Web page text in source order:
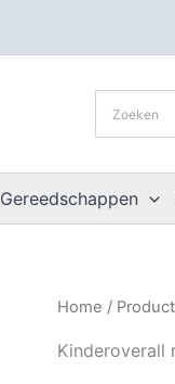
Gereedschappen
Home /
Kinderoverall